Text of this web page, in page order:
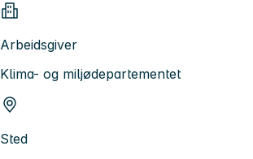
Arbeidsgiver
Klima- og miljødepartementet
Sted